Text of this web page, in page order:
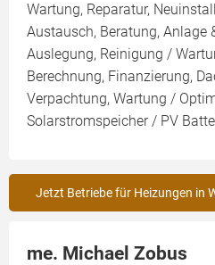
Wartung, Reparatur,
Austausch, Beratung,
Auslegung, Reinigung /
Berechnung, Finanzierung,
Verpachtung, Wartung /
Solarstromspeicher / PV
Jetzt Betriebe für Heizungen in
me. Michael Zobus